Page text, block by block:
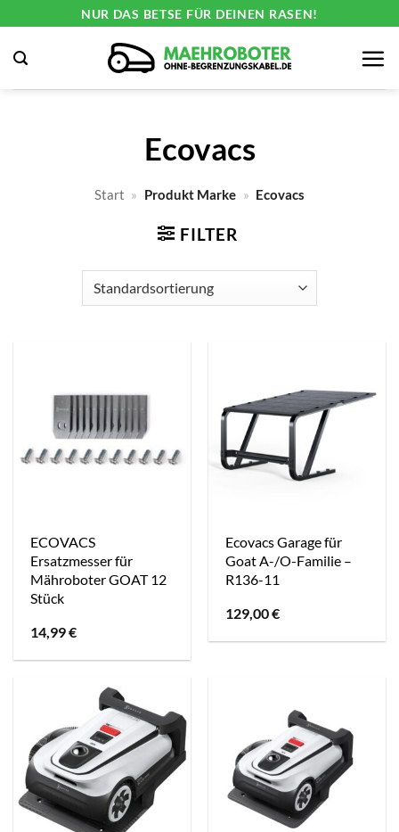
springen
NUR DAS BETSE FÜR DEINEN RASEN!
Ecovacs
Start » Produkt Marke » Ecovacs
FILTER
ECOVACS
Ersatzmesser für
Mähroboter GOAT 12
Stück
14,99€
Ecovacs Garage für
Goat A-/O-Familie –
R136-11
129,00€